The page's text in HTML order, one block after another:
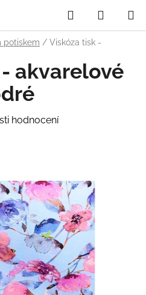
Hledat
KOŠÍK
potiskem / Viskóza tisk -
akvarelové
hodnocení